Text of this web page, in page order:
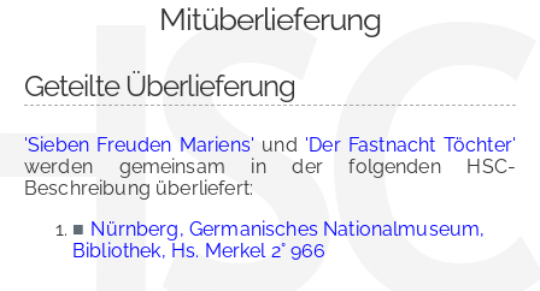
Mitüberlieferung
Geteilte Überlieferung
'Sieben Freuden Mariens' und 'Der Fastnacht Töchter'
werden gemeinsam in der folgenden HSC-
Beschreibung überliefert:
■ Nürnberg, Germanisches Nationalmuseum,
Bibliothek, Hs. Merkel 2° 966